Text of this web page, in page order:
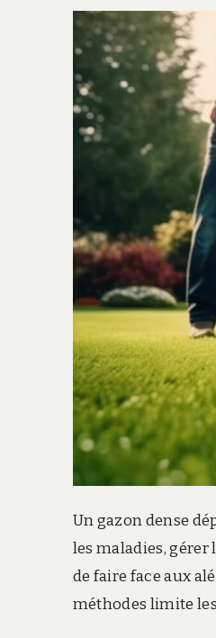
Un gazon dense
les maladies,
de faire face aux
méthodes limite